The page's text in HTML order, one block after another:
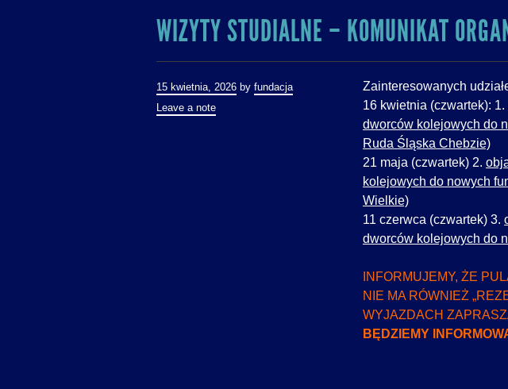
WIZYTY STUDIALNE – KOMUNIKAT
Zainteresowanych
16 kwietnia (czwartek): 1.
dworców kolejowych do
Ruda Śląska Chebzie)
21 maja (czwartek) 2.
kolejowych do nowych
Wielkie)
11 czerwca (czwartek) 3.
dworców kolejowych do
INFORMUJEMY, ŻE
NIE MA RÓWNIEŻ
WYJAZDACH
BĘDZIEMY
15 kwietnia, 2026 by fundacja
Leave a note